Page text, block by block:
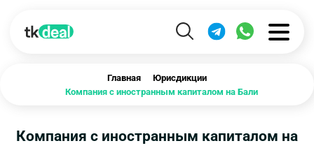
Главная
Юрисдикции
Компания с иностранным капиталом на Бали
Компания с иностранным капиталом на